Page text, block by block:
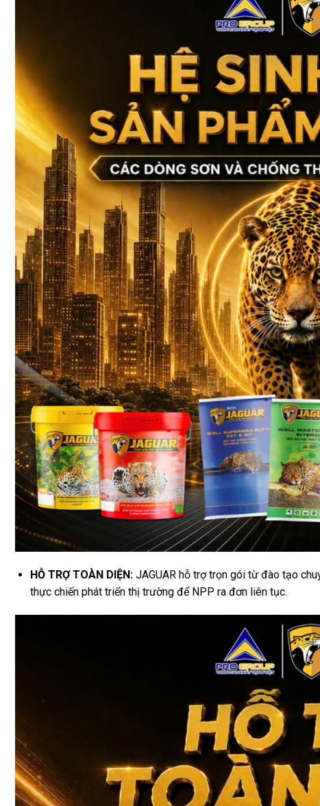
HỖ TRỢ TOÀN DIỆN: JAGUAR hỗ trợ trọn gói từ đào tạo
thực chiến phát triển thị trường để NPP ra đơn liên tục.